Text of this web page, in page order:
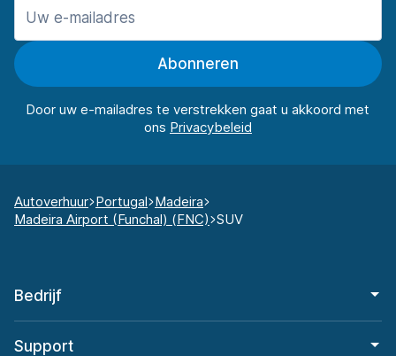
Abonneren
Door uw e-mailadres te verstrekken gaat u akkoord met
ons
Autoverhuur Portugal Madeira
Madeira Airport (Funchal) (FNC) SUV
Bedrijf
Support